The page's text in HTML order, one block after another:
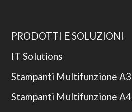
PRODOTTI E SOLUZIONI
IT Solutions
Stampanti Multifunzione A3
Stampanti Multifunzione A4